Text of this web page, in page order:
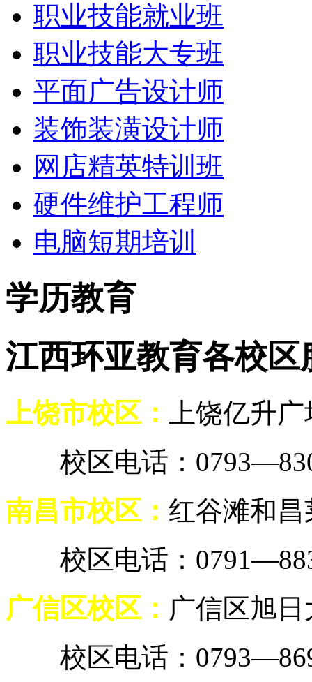
职业技能就业班
职业技能大专班
平面广告设计师
装饰装潢设计师
网店精英特训班
硬件维护工程师
电脑短期培训
学历教育
江西环亚教育各校区
上饶市校区：
上饶亿升
校区电话：
南昌市校区： 红谷滩和昌
校区电话：
广信区校区： 广信区旭
校区电话：